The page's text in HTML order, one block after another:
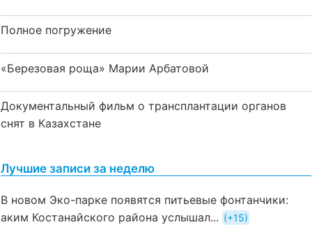
Полное погружение
«Березовая роща» Марии Арбатовой
Документальный фильм о трансплантации органов
снят в Казахстане
Лучшие записи за неделю
В новом Эко-парке появятся питьевые фонтанчики:
аким Костанайского района услышал...
+15